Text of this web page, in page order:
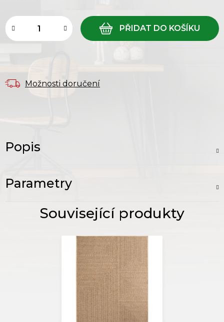
Možnosti doručení
Popis
Parametry